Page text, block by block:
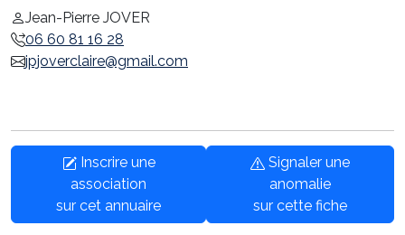
Jean-Pierre JOVER
06 60 81 16 28
jpjoverclaire@gmail.com
Inscrire une
association
sur cet annuaire
Signaler une
anomalie
sur cette fiche